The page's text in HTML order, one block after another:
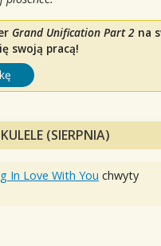
Grand Unification Part 2 na
swoją pracą!
(SIERPNIA)
In Love With You chwyty